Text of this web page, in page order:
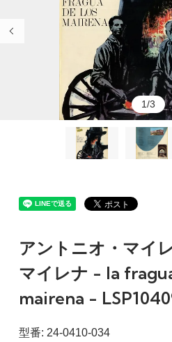
1/3
アントニオ・マイ
マイレナ - la
mairena -
型番: 24-0410-034